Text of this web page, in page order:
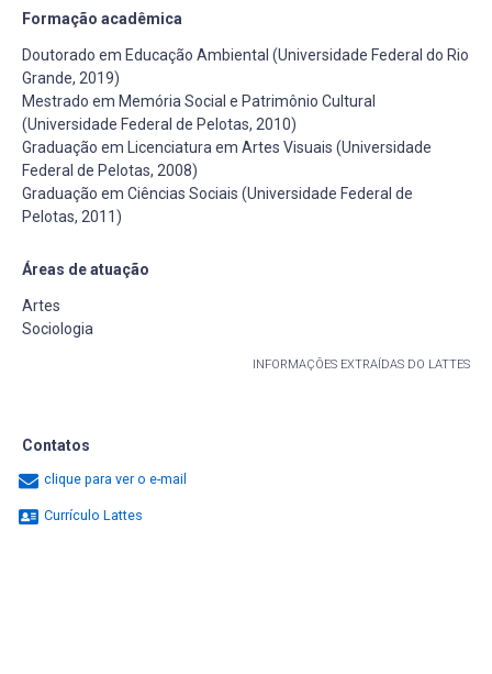
Formação acadêmica
Doutorado em Educação Ambiental (Universidade Federal do Rio
Grande, 2019)
Mestrado em Memória Social e Patrimônio Cultural
(Universidade Federal de Pelotas, 2010)
Graduação em Licenciatura em Artes Visuais (Universidade
Federal de Pelotas, 2008)
Graduação em Ciências Sociais (Universidade Federal de
Pelotas, 2011)
Áreas de atuação
Artes
Sociologia
INFORMAÇÕES EXTRAÍDAS DO LATTES
Contatos
clique para ver o e-mail
Currículo Lattes